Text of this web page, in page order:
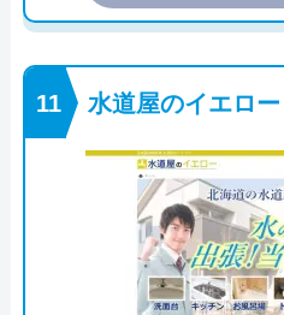
水道屋のイエロー